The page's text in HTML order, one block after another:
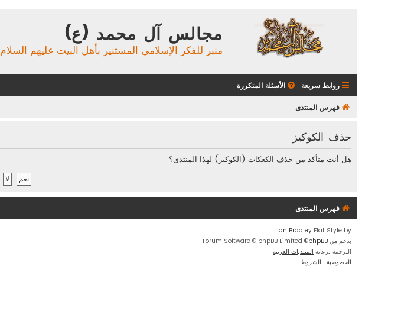
مجالس آل محمد (ع)
منبر للفكر الإسلامي المستنير بأهل البيت عليهم السلام
روابط سريعة الأسئلة المتكررة
فهرس المنتدى
حذف الكوكيز
هل أنت متأكد من حذف الكعكات (الكوكيز) لهذا المنتدى؟
فهرس المنتدى
Flat Style by
Ian Bradley
بدعم من phpBB
® Forum Software © phpBB Limited
الترجمة برعاية المنتديات العربية
الخصوصية | الشروط